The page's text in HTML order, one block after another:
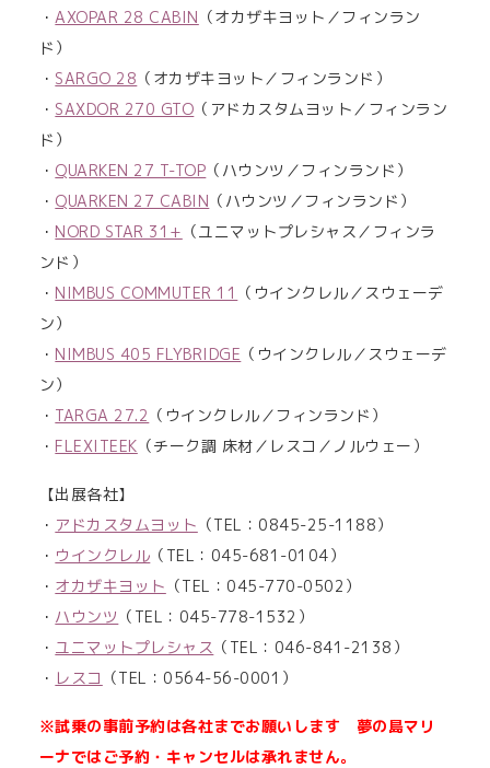
・ AXOPAR 28 CABIN （オカザキヨット／フィンラン
ド）
・ SARGO 28 （オカザキヨット／フィンランド）
・ SAXDOR 270 GTO （アドカスタムヨット／フィンラン
ド）
・ QUARKEN 27 T-TOP （ハウンツ／フィンランド）
・ QUARKEN 27 CABIN （ハウンツ／フィンランド）
・ NORD STAR 31+ （ユニマットプレシャス／フィンラ
ンド）
・ NIMBUS COMMUTER 11
（ウインクレル／スウェーデ
ン）
・ NIMBUS 405 FLYBRIDGE （ウインクレル／スウェーデ
ン）
・ TARGA 27.2 （ウインクレル／フィンランド）
・ FLEXITEEK （チーク調 床材／レスコ／ノルウェー）
【出展各社】
・ アドカスタムヨット （TEL：0845-25-1188）
・ ウインクレル （TEL：045-681-0104）
・ オカザキヨット （TEL：045-770-0502）
・ ハウンツ （TEL：045-778-1532）
・ ユニマットプレシャス （TEL：046-841-2138）
・ レスコ （TEL：0564-56-0001）
※試乗の事前予約は各社までお願いします 夢の島マリ
ーナではご予約・キャンセルは承れません。